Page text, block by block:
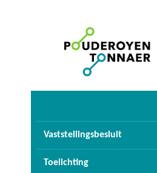
Vaststellingsbesluit
Toelichting